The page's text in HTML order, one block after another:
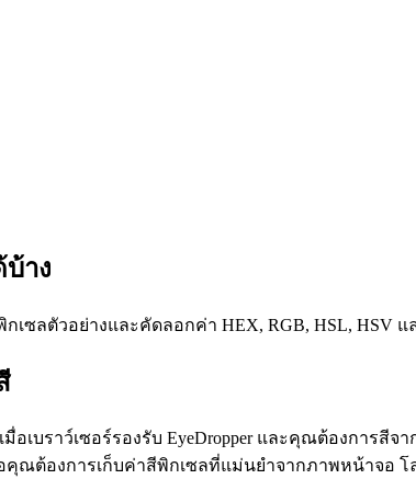
บ้าง
เซลตัวอย่างและคัดลอกค่า HEX, RGB, HSL, HSV
มื่อเบราว์เซอร์รองรับ EyeDropper และคุณต้องการสี
คุณต้องการเก็บค่าสีพิกเซลที่แม่นยำจากภาพหน้าจอ